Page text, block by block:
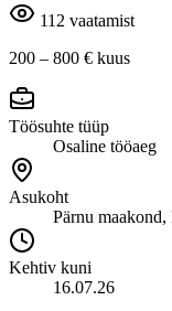
112 vaatamist
200 – 800 € kuus
Töösuhte tüüp
Osaline tööaeg
Asukoht
Pärnu
Kehtiv kuni
16.07.26